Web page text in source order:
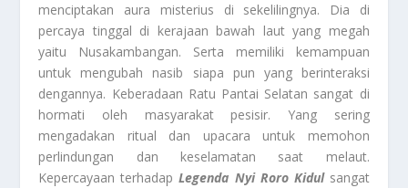
menciptakan aura misterius di sekelilingnya. Dia di
percaya tinggal di kerajaan bawah laut yang megah
yaitu Nusakambangan. Serta memiliki kemampuan
untuk mengubah nasib siapa pun yang berinteraksi
dengannya. Keberadaan Ratu Pantai Selatan sangat di
hormati oleh masyarakat pesisir. Yang sering
mengadakan ritual dan upacara untuk memohon
perlindungan dan keselamatan saat melaut.
Kepercayaan terhadapLegenda Nyi Roro Kidulsangat